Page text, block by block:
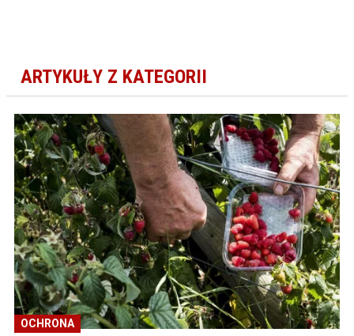
ARTYKUŁY Z KATEGORII
OCHRONA